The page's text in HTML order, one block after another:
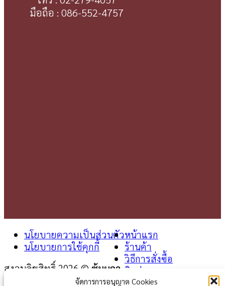
จัดการการอนุญาต Cookies
มือถือ : 086-552-4757
นโยบายความเป็นส่วนตัว
นโยบายการใช้คุกกี้
สงวนลิขสิทธิ์ 2026 © ซุ้มผกา
หน้าแรก
ร้านค้า
วิธีการสั่งซื้อ
ติดต่อเรา